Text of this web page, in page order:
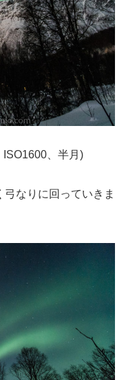
、半月)
なりに回っていきま